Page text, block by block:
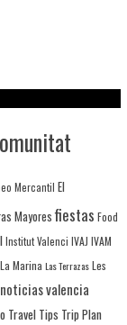
Mercantil El
Mayoresfiestas Food
Institut Valenci IVAJ IVAM
La Marina Las Terrazas Les
noticias valencia
Travel Tips Trip Plan